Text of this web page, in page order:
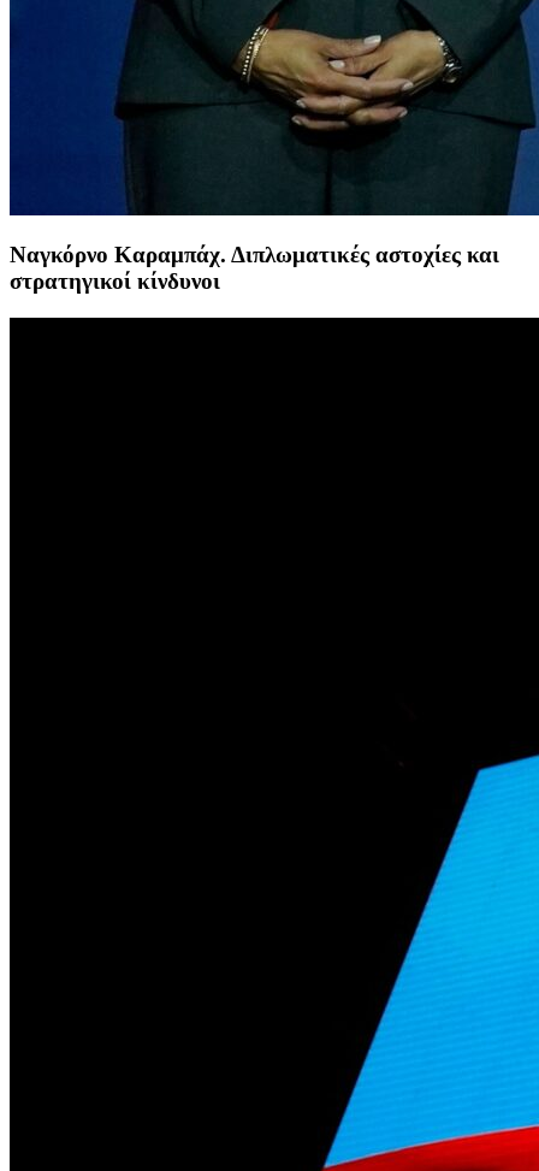
Ναγκόρνο Καραμπάχ. Διπλωματικές αστοχίες και
στρατηγικοί κίνδυνοι